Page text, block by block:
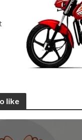
like